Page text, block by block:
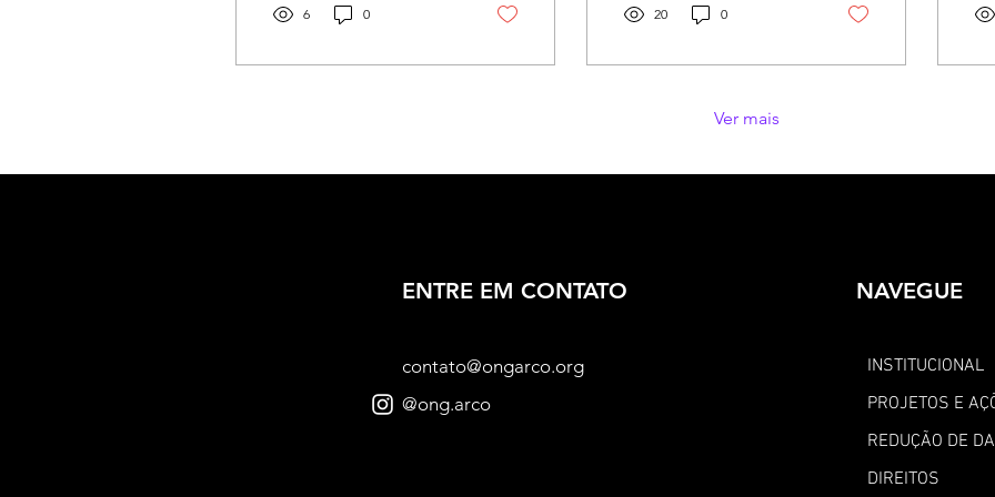
6 0
resistência no...
20 0
Ver mais
ENTRE EM CONTATO
contato@ongarco.org
@ong.arco
NAVEGUE
INSTITUCIONAL
PROJETOS E
REDUÇÃO DE
DIREITOS